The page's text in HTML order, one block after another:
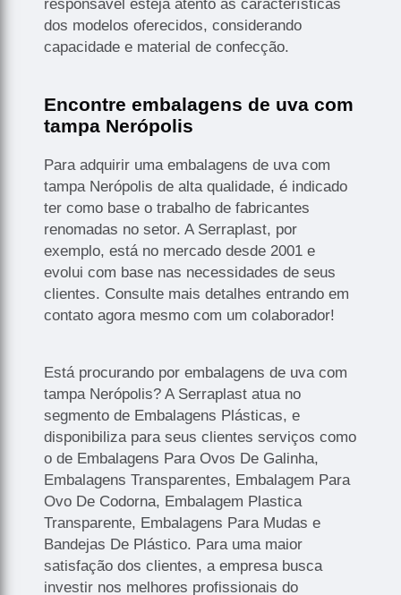
responsável esteja atento às características
dos modelos oferecidos, considerando
capacidade e material de confecção.
Encontre embalagens de uva com
tampa Nerópolis
Para adquirir uma embalagens de uva com
tampa Nerópolis de alta qualidade, é indicado
ter como base o trabalho de fabricantes
renomadas no setor. A Serraplast, por
exemplo, está no mercado desde 2001 e
evolui com base nas necessidades de seus
clientes. Consulte mais detalhes entrando em
contato agora mesmo com um colaborador!
Está procurando por embalagens de uva com
tampa Nerópolis? A Serraplast atua no
segmento de Embalagens Plásticas, e
disponibiliza para seus clientes serviços como
o de Embalagens Para Ovos De Galinha,
Embalagens Transparentes, Embalagem Para
Ovo De Codorna, Embalagem Plastica
Transparente, Embalagens Para Mudas e
Bandejas De Plástico. Para uma maior
satisfação dos clientes, a empresa busca
investir nos melhores profissionais do